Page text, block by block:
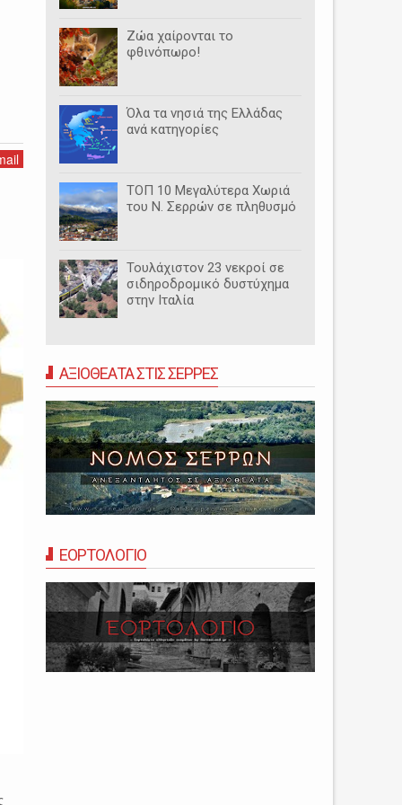
Ζώα χαίρονται το
φθινόπωρο!
Όλα τα νησιά της Ελλάδας
ανά κατηγορίες
ΤΟΠ 10 Μεγαλύτερα Χωριά
του Ν. Σερρών σε πληθυσμό
Τουλάχιστον 23 νεκροί σε
σιδηροδρομικό δυστύχημα
στην Ιταλία
ΑΞΙΟΘΕΑΤΑ ΣΤΙΣ ΣΕΡΡΕΣ
ΕΟΡΤΟΛΟΓΙΟ